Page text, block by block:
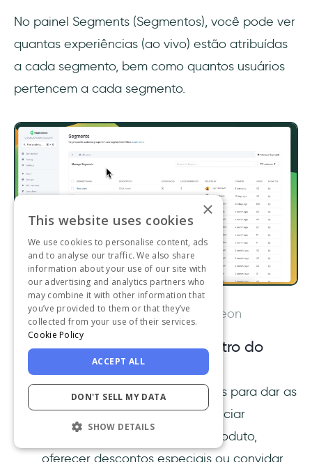
No painel Segments (Segmentos), você pode ver
quantas experiências (ao vivo) estão atribuídas
a cada segmento, bem como quantos usuários
pertencem a cada segmento.
Segmentação do Chameleon
Anúncios e comunicação dentro do
Modais:Você pode usar modais para dar as
boas-vindas aos usuários, anunciar
atualizações importantes do produto,
oferecer descontos especiais ou convidar
×
This website uses cookies
We use cookies to personalise content, ads
and to analyse our traffic. We also share
information about your use of our site with
our advertising and analytics partners who
may combine it with other information that
you’ve provided to them or that they’ve
collected from your use of their services.
Cookie Policy
ACCEPT ALL
DON'T SELL MY DATA
SHOW DETAILS